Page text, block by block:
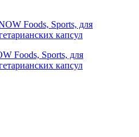
Foods, Sports, для
капсул